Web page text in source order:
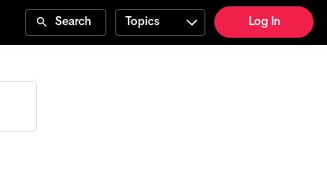
Search Topics Log In